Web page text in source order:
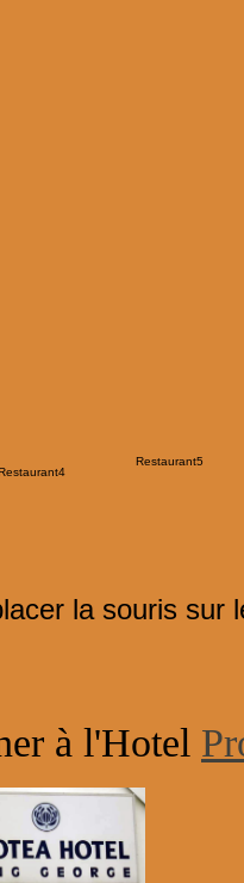
Restaurant5
la souris sur
à l'Hotel